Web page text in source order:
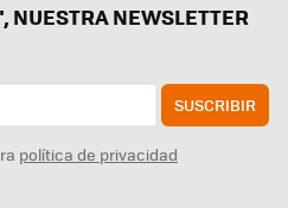
NEWSLETTER
SUSCRIBIR
política de privacidad